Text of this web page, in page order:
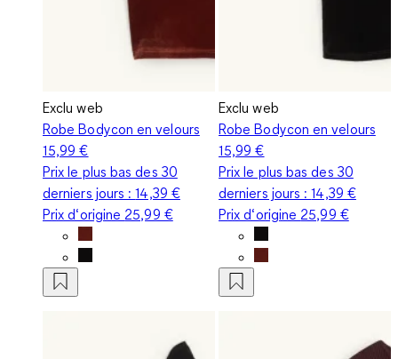
Exclu web
Robe Bodycon en velours
15,99 €
Prix le plus bas des 30
derniers jours :14,39 €
Prix d‘origine 25,99 €
Exclu web
Robe Bodycon en velours
15,99 €
Prix le plus bas des 30
derniers jours :14,39 €
Prix d‘origine 25,99 €